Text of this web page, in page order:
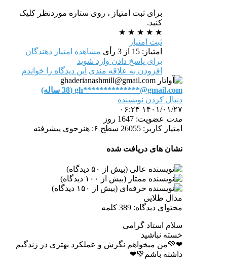
برای ثبت امتیاز ، روی ستاره موردنظر کلیک
کنید.
★
★
★
★
★
ثبت امتیاز
امتیاز: 15 از 3 رأی
مشاهده امتیاز دهندگان
برای پاسخ دادن وارد شوید
افزودن به علاقه مندی این دیدگاه را خواندم
gh**************@gmail.com (38 ساله)
دنبال کردن نویسنده
۱۴۰۱/۰۱/۲۷ ۰۶:۲۴
مدت عضویت: 1647 روز
امتیاز کاربر: 26055
سطح ۶: هنرجوی پیشرفته
نشان های دریافت شده
مدال طلایی
محتوای دیدگاه: 389 کلمه
سلام استاد گرامی
خسته نباشید
❤💚من میخواهم نگرش و عملکرد بهتری در زندگیم
داشته باشم💚❤